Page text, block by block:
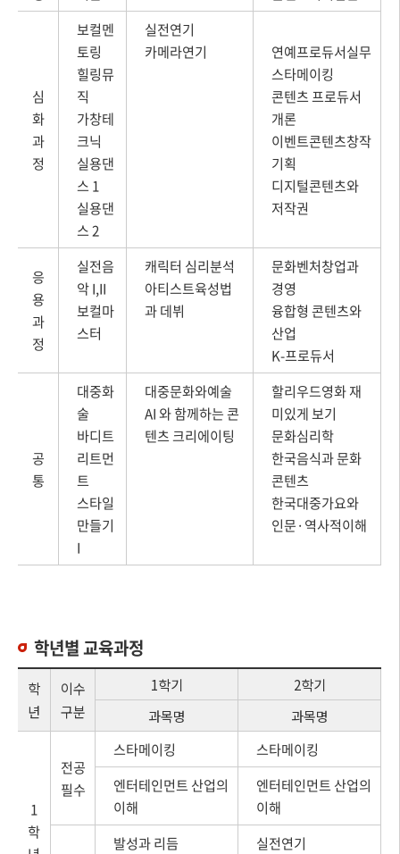
심
화
과
정
보컬멘
토링
힐링뮤
직
가창테
크닉
실용댄
스 1
실용댄
스 2
실전연기
카메라연기
연예프로듀서실무
스타메이킹
콘텐츠 프로듀서
개론
이벤트콘텐츠창작
기획
디지털콘텐츠와
저작권
응
용
과
정
실전음
악 I,II
보컬마
스터
캐릭터 심리분석
아티스트육성법
과 데뷔
문화벤처창업과
경영
융합형 콘텐츠와
산업
K-프로듀서
공
통
대중화
술
바디트
리트먼
트
스타일
만들기
I
대중문화와예술
AI 와 함께하는 콘
텐츠 크리에이팅
할리우드영화 재
미있게 보기
문화심리학
한국음식과 문화
콘텐츠
한국대중가요와
인문·역사적이해
학년별 교육과정
학
년
이수
구분
1학기
2학기
과목명
과목명
1
학
전공
필수
스타메이킹
스타메이킹
엔터테인먼트 산업의
이해
엔터테인먼트 산업의
이해
발성과 리듬
실전연기